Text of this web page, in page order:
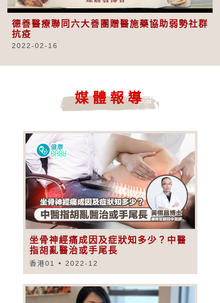
德善醫療聯同六大善團贈醫施藥協助弱勢社群
抗疫
2022-02-16
媒體報導
坐骨神經痛成因及症狀知多少？中醫
指胡亂醫治或手尾長
香港01 2022-12